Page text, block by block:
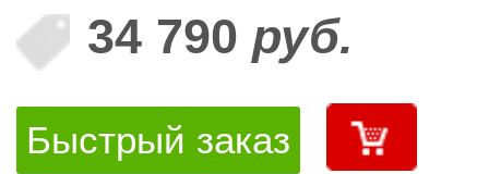
34 790 руб.
Быстрый заказ